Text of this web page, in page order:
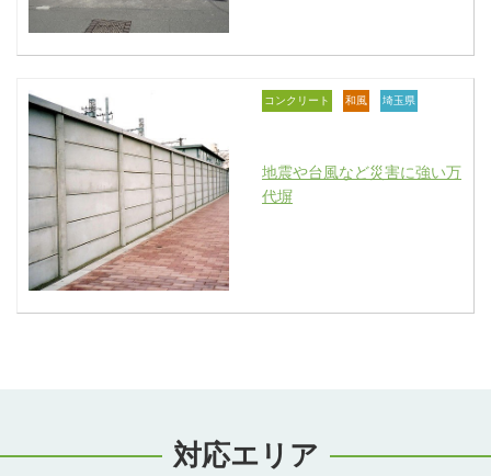
コンクリート 和風 埼玉県
地震や台風など災害に強い万
代塀
対応エリア